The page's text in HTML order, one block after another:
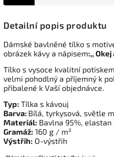
Detailní popis produktu
Dámské bavlněné tílko s
obrázek kávy a nápisem:,,
Tílko s vysoce kvalitní potiskem
velmi pohodlný a příjemný k
přibalené k Vaší objednávce.
Typ: Tílka s kávouj
Barva: Bílá, tyrkysová, světle
Materiál: Bavlna 95%, elastan
Gramáž: 160 g / m²
Výstřih: O-výstřih